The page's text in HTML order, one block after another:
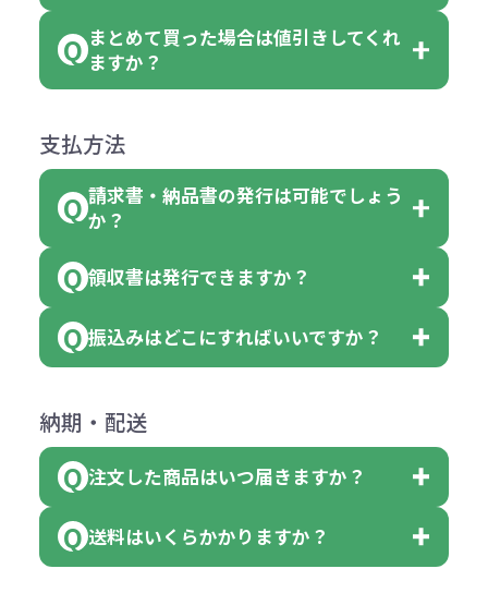
但し、ロゴなど名入れ印刷をされる
費用）
色指定できる商品に付きましては商
品詳細の購入の所で色が選べるよう
になっております。
クエアトート」を300個注文した場
クエアトート」は10個単位でしたら
色を指定出来るので、ピンクを100
個、ブルーを90個、イエローを110
【色指定の仕方】
に必要な個数を入力ください。
※10個単位など購入できる単位が決
はまらない数を入力すると、アラー
●初期不良または不良品（破損、故
障）の場合
合
●名入れ、オリジナルの内容が異な
っていた場合
または返金にて対応させていただき
ます。
その際不良品については送料着払い
ください。
（商品の状態により、対応が変わる
※不良商品をご返却いただけない場
名入れありの場合の代金の計算方法
は下記の通りです。
計算例：
＜1色印刷の場合＞
（提供価格（商品代）+名入れ費用
（印刷代））×枚数+製版代
（提供価格（商品代）+名入れ費用
×色数
※例えば2色印刷の場合には、名入
れ費用が2倍、製版代が2倍必要で
まとめて買った場合は値引きしてくれ
ますか？
商品によりますが、お見積もりさせ
ていただきます。
見積もりサポートから個別でお問い
支払方法
請求書・納品書の発行は可能でしょう
か？
会員様はマイページより各種帳票の
ダウンロードが可能です。
詳しくはこちらはご確認ください。
領収書のダウンロード
領収書は発行できますか？
会員様はマイページより各種帳票の
詳しくはこちらはご確認ください。
領収書のダウンロード
振込みはどこにすればいいですか？
下記口座にお願いします。
■三菱UFJ銀行
小田井支店（おたいしてん）
納期・配送
注文した商品はいつ届きますか？
既製品の場合、ご入金確認後3営業
送料はいくらかかりますか？